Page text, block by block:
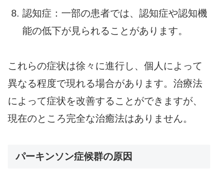
認知症：一部の患者では、認知症や認知機
能の低下が見られることがあります。
これらの症状は徐々に進行し、個人によって
異なる程度で現れる場合があります。治療法
によって症状を改善することができますが、
現在のところ完全な治癒法はありません。
パーキンソン症候群の原因